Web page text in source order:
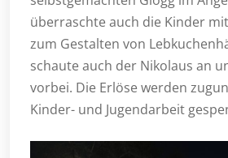
überraschte auch die Kinder
zum Gestalten von
schaute auch der Nikolaus an
vorbei. Die Erlöse werden
Kinder- und Jugendarbeit